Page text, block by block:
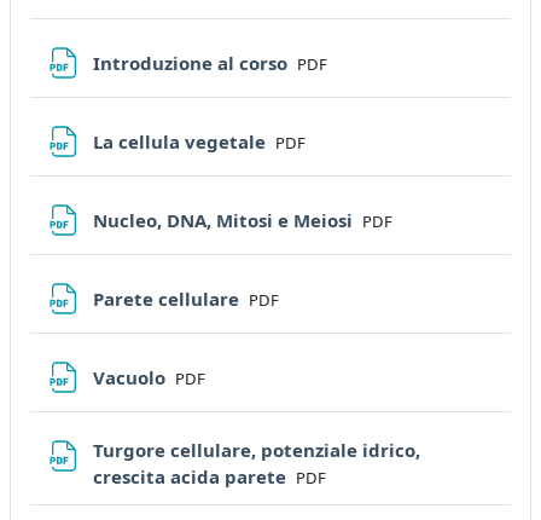
Introduzione al corso File
PDF
La cellula vegetale File
PDF
Nucleo, DNA, Mitosi e Meiosi File
PDF
Parete cellulare File
PDF
Vacuolo File
PDF
Turgore cellulare, potenziale idrico,
crescita acida parete File
PDF